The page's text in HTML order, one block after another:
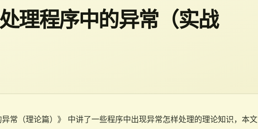
理程序中的异常（实战
常（理论篇）》 中讲了一些程序中出现异常怎样处理的理论知识，本文